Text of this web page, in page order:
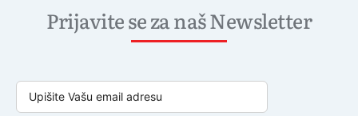
Prijavite se za naš Newsletter